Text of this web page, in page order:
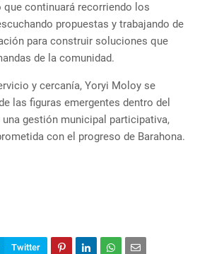
que continuará recorriendo los
propuestas y trabajando de
para construir soluciones que
de la comunidad.
y cercanía, Yoryi Moloy se
las figuras emergentes dentro del
una gestión municipal participativa,
con el progreso de Barahona.